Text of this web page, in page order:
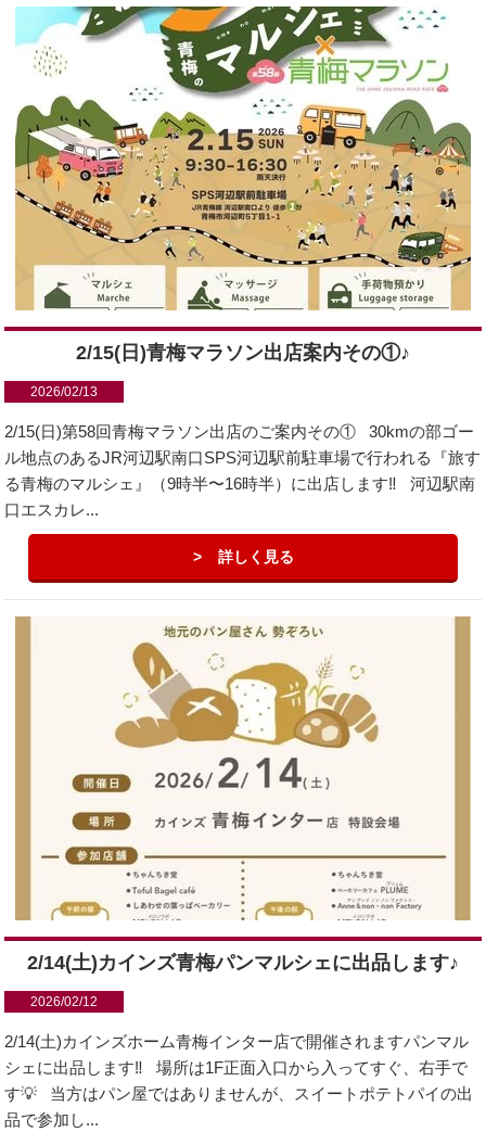
2/15(日)青梅マラソン出店案内その①♪
2026/02/13
2/15(日)第58回青梅マラソン出店のご案内その① 30kmの部ゴー
ル地点のあるJR河辺駅南口SPS河辺駅前駐車場で行われる『旅す
る青梅のマルシェ』（9時半〜16時半）に出店します‼️ 河辺駅南
口エスカレ...
詳しく見る
2/14(土)カインズ青梅パンマルシェに出品します♪
2026/02/12
2/14(土)カインズホーム青梅インター店で開催されますパンマル
シェに出品します‼️ 場所は1F正面入口から入ってすぐ、右手で
す💡 当方はパン屋ではありませんが、スイートポテトパイの出
品で参加し...